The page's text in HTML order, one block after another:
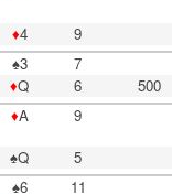
♦4 9
♠3 7
♦Q 6 500
♦A 9
♠Q 5
♠6 11